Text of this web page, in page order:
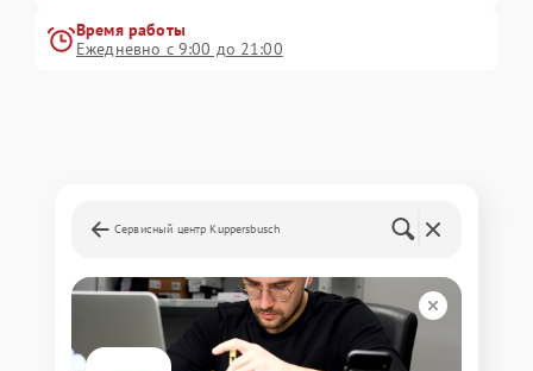
Время работы
Ежедневно с 9:00 до 21:00
Сервисный центр Kuppersbusch